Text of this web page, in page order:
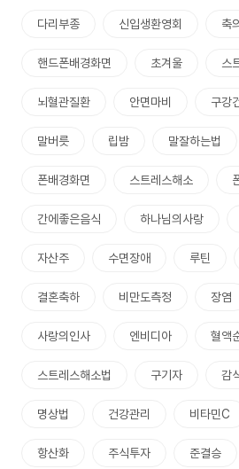
다리부종 신입생환영회 축
핸드폰배경화면 초겨울 스
뇌혈관질환 안면마비 구강
말버릇 립밤 말잘하는법
폰배경화면 스트레스해소
간에좋은음식 하나님의사랑
자산주 수면장애 루틴
결혼축하 비만도측정 장염
사랑의인사 엔비디아 혈액
스트레스해소법 구기자 감
명상법 건강관리 비타민C
항산화 주식투자 준결승